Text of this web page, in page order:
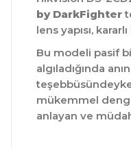
by DarkFighter
lens yapısı,
Bu modeli pasif
algıladığında
mükemmel
anlayan ve